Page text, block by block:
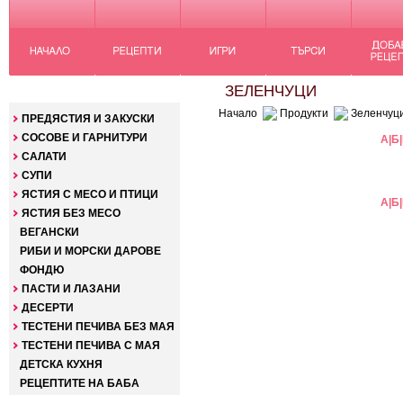
ПРЕДЯСТИЯ И ЗАКУСКИ
СОСОВЕ И ГАРНИТУРИ
САЛАТИ
СУПИ
ЯСТИЯ С МЕСО И ПТИЦИ
ЯСТИЯ БЕЗ МЕСО
ВЕГАНСКИ
РИБИ И МОРСКИ ДАРОВЕ
ФОНДЮ
ПАСТИ И ЛАЗАНИ
ДЕСЕРТИ
ТЕСТЕНИ ПЕЧИВА БЕЗ МАЯ
ТЕСТЕНИ ПЕЧИВА С МАЯ
ДЕТСКА КУХНЯ
РЕЦЕПТИТЕ НА БАБА
ЗЕЛЕНЧУЦИ
Начало Продукти
А Б
А Б